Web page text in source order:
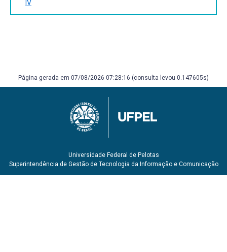
IV
Página gerada em 07/08/2026 07:28:16 (consulta levou 0.147605s)
Universidade Federal de Pelotas
Superintendência de Gestão de Tecnologia da Informação e Comunicação